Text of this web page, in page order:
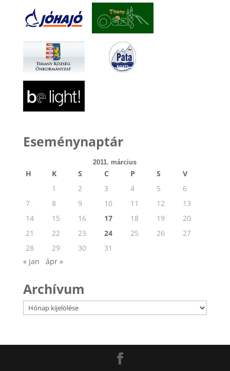
Eseménynaptár
2011. március
H K S C P S
V
1
2 3 4 5
6
7
8 9 10 11 12
13
14
15 16 17 18 19
20
21
22 23 24 25 26
27
28
29 30
31
« jan
ápr »
Archívum
Archívum